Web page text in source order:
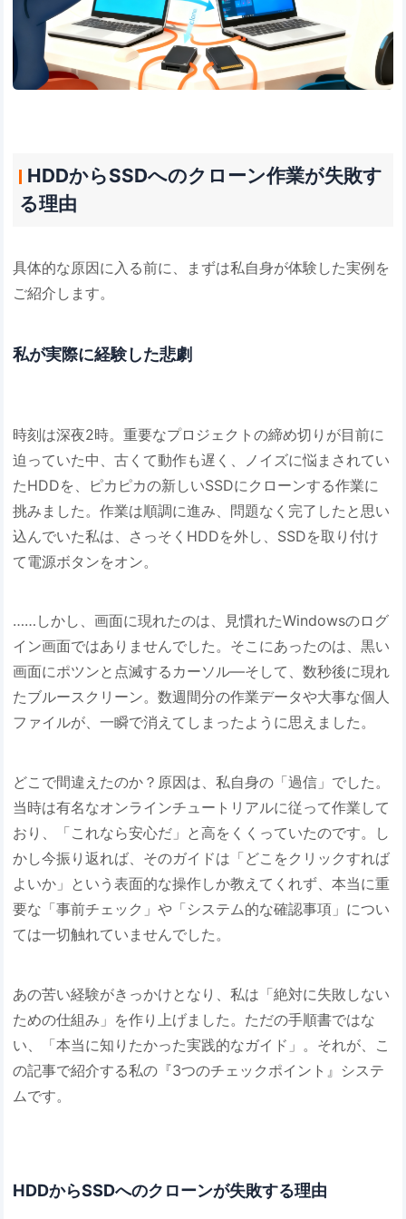
HDDからSSDへのクローン作業が失敗す
る理由
具体的な原因に入る前に、まずは私自身が体験した実例を
ご紹介します。
私が実際に経験した悲劇
時刻は深夜2時。重要なプロジェクトの締め切りが目前に
迫っていた中、古くて動作も遅く、ノイズに悩まされてい
たHDDを、ピカピカの新しいSSDにクローンする作業に
挑みました。作業は順調に進み、問題なく完了したと思い
込んでいた私は、さっそくHDDを外し、SSDを取り付け
て電源ボタンをオン。
……しかし、画面に現れたのは、見慣れたWindowsのログ
イン画面ではありませんでした。そこにあったのは、黒い
画面にポツンと点滅するカーソル―そして、数秒後に現れ
たブルースクリーン。数週間分の作業データや大事な個人
ファイルが、一瞬で消えてしまったように思えました。
どこで間違えたのか？原因は、私自身の「過信」でした。
当時は有名なオンラインチュートリアルに従って作業して
おり、「これなら安心だ」と高をくくっていたのです。し
かし今振り返れば、そのガイドは「どこをクリックすれば
よいか」という表面的な操作しか教えてくれず、本当に重
要な「事前チェック」や「システム的な確認事項」につい
ては一切触れていませんでした。
あの苦い経験がきっかけとなり、私は「絶対に失敗しない
ための仕組み」を作り上げました。ただの手順書ではな
い、「本当に知りたかった実践的なガイド」。それが、こ
の記事で紹介する私の『3つのチェックポイント』システ
ムです。
HDDからSSDへのクローンが失敗する理由